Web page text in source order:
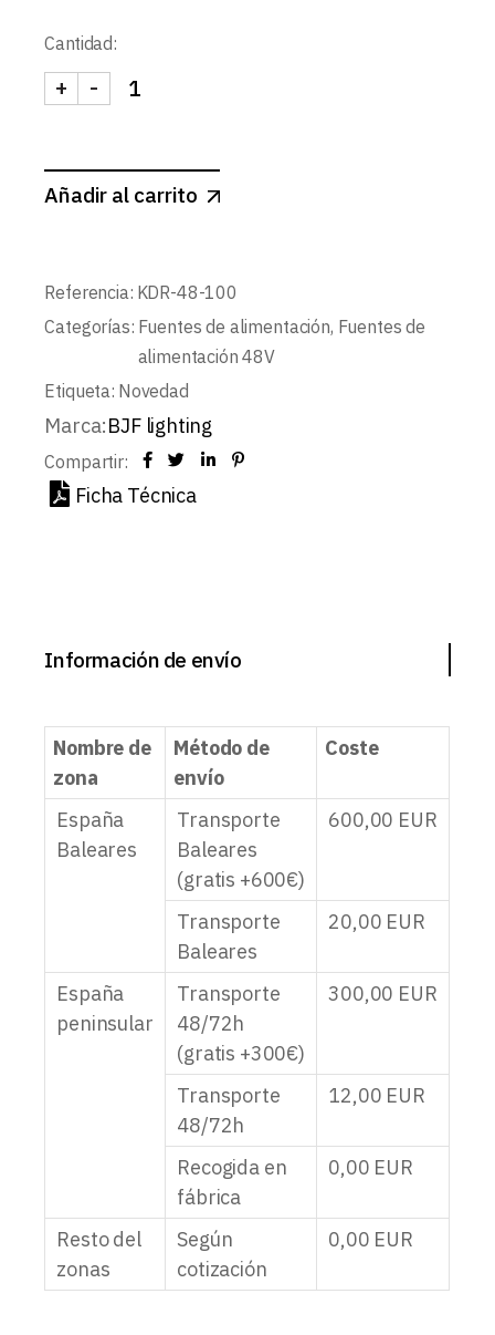
Cantidad:
FUENTE ALIMENTACION 48V 100W IP20
-
+
Añadir al carrito
Referencia: KDR-48-100
Categorías: Fuentes de alimentación, Fuentes de
alimentación 48V
Etiqueta: Novedad
Marca:BJF lighting
Compartir:
Ficha Técnica
Información de envío
Nombre de
zona
Método de
envío
Coste
España
Baleares
Transporte
Baleares
(gratis +600€)
600,00 EUR
Transporte
Baleares
20,00 EUR
España
peninsular
Transporte
48/72h
(gratis +300€)
300,00 EUR
Transporte
48/72h
12,00 EUR
Recogida en
fábrica
0,00 EUR
Resto del
zonas
Según
cotización
0,00 EUR